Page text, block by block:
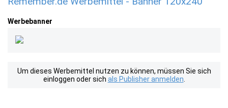
Werbebanner
Um dieses Werbemittel nutzen zu können, müssen Sie sich
einloggen oder sich als Publisher anmelden